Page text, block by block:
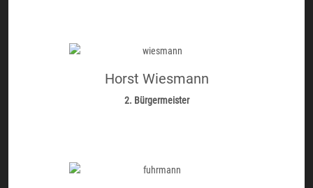
Horst Wiesmann
2. Bürgermeister